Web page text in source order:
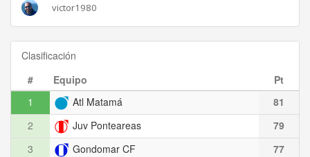
victor1980
Clasificación
#
Equipo
Pt
1
Atl Matamá
81
2
Juv Ponteareas
79
3
Gondomar CF
77